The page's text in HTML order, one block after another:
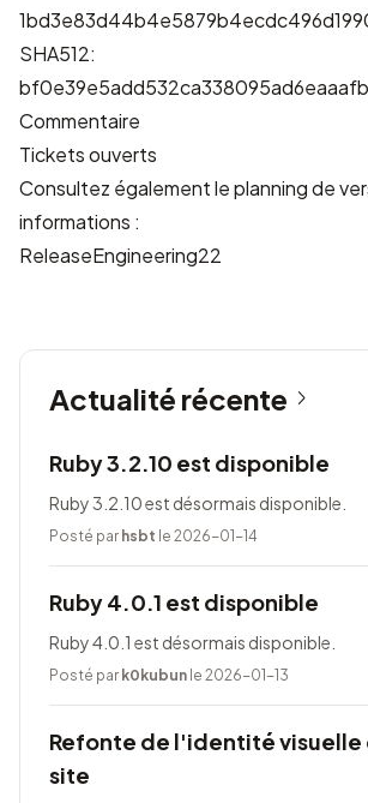
SHA512:
Commentaire
Tickets ouverts
Consultez également le planning de
informations :
ReleaseEngineering22
Actualité récente
Ruby 3.2.10 est disponible
Ruby 3.2.10 est désormais disponible.
Posté par hsbt le 2026-01-14
Ruby 4.0.1 est disponible
Ruby 4.0.1 est désormais disponible.
Posté par k0kubun le 2026-01-13
Refonte de l'identité visuelle
site